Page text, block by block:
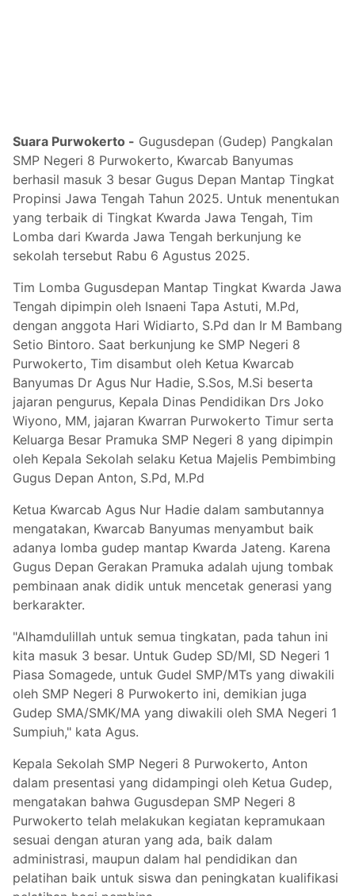
Suara Purwokerto - Gugusdepan (Gudep) Pangkalan
SMP Negeri 8 Purwokerto, Kwarcab Banyumas
berhasil masuk 3 besar Gugus Depan Mantap Tingkat
Propinsi Jawa Tengah Tahun 2025. Untuk menentukan
yang terbaik di Tingkat Kwarda Jawa Tengah, Tim
Lomba dari Kwarda Jawa Tengah berkunjung ke
sekolah tersebut Rabu 6 Agustus 2025.
Tim Lomba Gugusdepan Mantap Tingkat Kwarda Jawa
Tengah dipimpin oleh Isnaeni Tapa Astuti, M.Pd,
dengan anggota Hari Widiarto, S.Pd dan Ir M Bambang
Setio Bintoro. Saat berkunjung ke SMP Negeri 8
Purwokerto, Tim disambut oleh Ketua Kwarcab
Banyumas Dr Agus Nur Hadie, S.Sos, M.Si beserta
jajaran pengurus, Kepala Dinas Pendidikan Drs Joko
Wiyono, MM, jajaran Kwarran Purwokerto Timur serta
Keluarga Besar Pramuka SMP Negeri 8 yang dipimpin
oleh Kepala Sekolah selaku Ketua Majelis Pembimbing
Gugus Depan Anton, S.Pd, M.Pd
Ketua Kwarcab Agus Nur Hadie dalam sambutannya
mengatakan, Kwarcab Banyumas menyambut baik
adanya lomba gudep mantap Kwarda Jateng. Karena
Gugus Depan Gerakan Pramuka adalah ujung tombak
pembinaan anak didik untuk mencetak generasi yang
berkarakter.
"Alhamdulillah untuk semua tingkatan, pada tahun ini
kita masuk 3 besar. Untuk Gudep SD/MI, SD Negeri 1
Piasa Somagede, untuk Gudel SMP/MTs yang diwakili
oleh SMP Negeri 8 Purwokerto ini, demikian juga
Gudep SMA/SMK/MA yang diwakili oleh SMA Negeri 1
Sumpiuh," kata Agus.
Kepala Sekolah SMP Negeri 8 Purwokerto, Anton
dalam presentasi yang didampingi oleh Ketua Gudep,
mengatakan bahwa Gugusdepan SMP Negeri 8
Purwokerto telah melakukan kegiatan kepramukaan
sesuai dengan aturan yang ada, baik dalam
administrasi, maupun dalam hal pendidikan dan
pelatihan baik untuk siswa dan peningkatan kualifikasi